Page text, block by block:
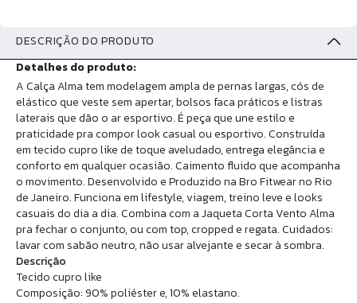
DESCRIÇÃO DO PRODUTO
Detalhes do produto:
A Calça Alma tem modelagem ampla de pernas largas, cós de
elástico que veste sem apertar, bolsos faca práticos e listras
laterais que dão o ar esportivo. É peça que une estilo e
praticidade pra compor look casual ou esportivo. Construída
em tecido cupro like de toque aveludado, entrega elegância e
conforto em qualquer ocasião. Caimento fluido que acompanha
o movimento. Desenvolvido e Produzido na Bro Fitwear no Rio
de Janeiro. Funciona em lifestyle, viagem, treino leve e looks
casuais do dia a dia. Combina com a Jaqueta Corta Vento Alma
pra fechar o conjunto, ou com top, cropped e regata. Cuidados:
lavar com sabão neutro, não usar alvejante e secar à sombra.
Descrição
Tecido cupro like
Composição: 90% poliéster e, 10% elastano.